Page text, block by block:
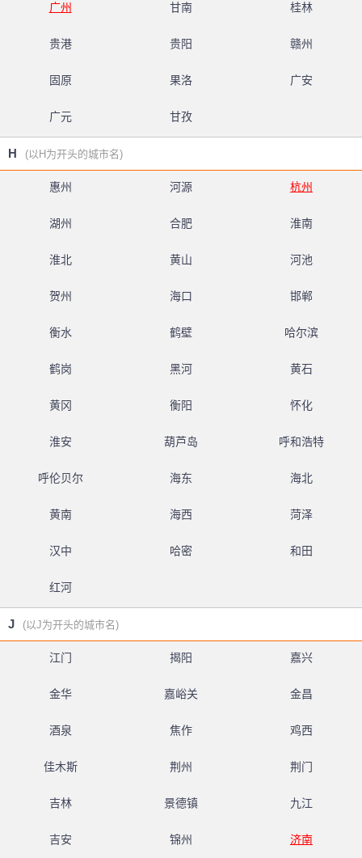
广州 甘南 桂林
贵港 贵阳 赣州
固原 果洛 广安
广元 甘孜
H (以H为开头的城市名)
惠州 河源 杭州
湖州 合肥 淮南
淮北 黄山 河池
贺州 海口 邯郸
衡水 鹤壁 哈尔滨
鹤岗 黑河 黄石
黄冈 衡阳 怀化
淮安 葫芦岛 呼和浩特
呼伦贝尔 海东 海北
黄南 海西 菏泽
汉中 哈密 和田
红河
J (以J为开头的城市名)
江门 揭阳 嘉兴
金华 嘉峪关 金昌
酒泉 焦作 鸡西
佳木斯 荆州 荆门
吉林 景德镇 九江
吉安 锦州 济南